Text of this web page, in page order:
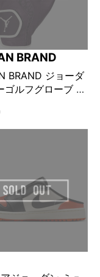
BRAND
BRAND ジョーダ
ゴルフグローブ ボ